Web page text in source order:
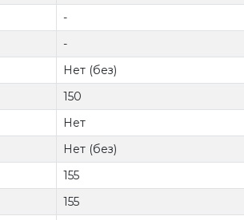
-
-
Нет (без)
150
Нет
Нет (без)
155
155